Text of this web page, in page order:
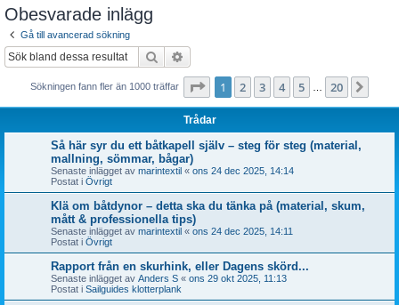
Obesvarade inlägg
Gå till avancerad sökning
Sök
Sökningen fann fler än 1000 träffar Sida av 20
1 2 3 4 5 20
Trådar
Så här syr du ett båtkapell själv – steg för steg (material,
mallning, sömmar, bågar)
Senaste inlägget av marintextil « ons 24 dec 2025, 14:14
Postat i Övrigt
Klä om båtdynor – detta ska du tänka på (material, skum,
mått & professionella tips)
Senaste inlägget av marintextil « ons 24 dec 2025, 14:11
Postat i Övrigt
Rapport från en skurhink, eller Dagens skörd...
Senaste inlägget av Anders S « ons 29 okt 2025, 11:13
Postat i Sailguides klotterplank